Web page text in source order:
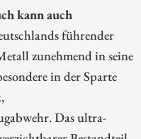
kann auch
führender
zunehmend in seine
in der Sparte
Das ultra-